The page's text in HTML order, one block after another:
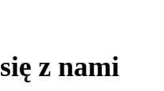
z nami